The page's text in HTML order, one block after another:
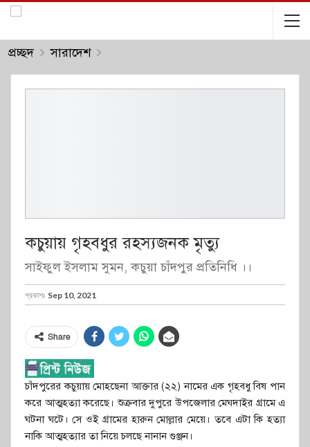
প্রচ্ছদ সারাদেশ
কচুয়ায় গৃহবধুর রহস্যজনক মৃত্যু
সাইফুল ইসলাম সুমন, কচুয়া চাঁদপুর প্রতিনিধি ।।
প্রকাশঃ Sep 10, 2021
Share
চাঁদপুরের কচুয়ায় মোহছেনা আক্তার (২২) নামের এক গৃহবধু বিষ পান
করে আত্মহত্যা করেছে। শুক্রবার দুপুরে উপজেলার মেঘদাইর গ্রামে এ
ঘটনা ঘটে। সে ওই গ্রামের হারুন মোল্লার মেয়ে। তবে এটা কি হত্যা
নাকি আত্মহত্যার তা নিয়ে চলছে নানান গুঞ্জন।